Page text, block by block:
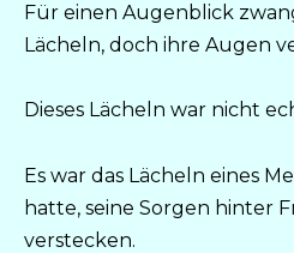
Für einen Augenblick
Lächeln, doch ihre Augen
Dieses Lächeln war nicht
Es war das Lächeln eines
hatte, seine Sorgen hinter
verstecken.